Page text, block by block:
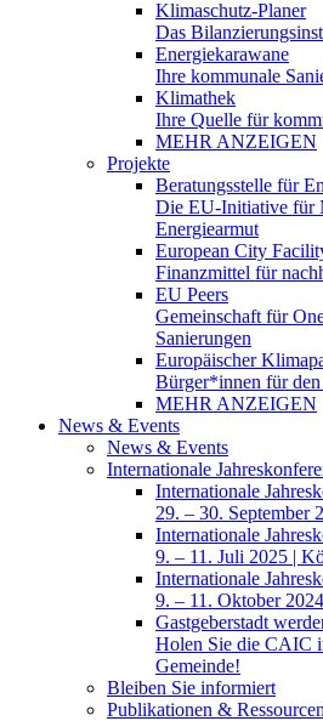
Klimaschutz-Planer
Das
Energiekarawane
Ihre kommunale
Klimathek
Ihre Quelle für
MEHR ANZEIGEN
Projekte
Beratungsstelle für
Die EU-Initiative für
Energiearmut
European City
Finanzmittel für
EU Peers
Gemeinschaft für
Sanierungen
Europäischer
Bürger*innen für
MEHR ANZEIGEN
News & Events
News & Events
Internationale
Internationale
29. – 30. September
Internationale
9. – 11. Juli 2025 |
Internationale
9. – 11. Oktober
Gastgeberstadt
Holen Sie die CAIC
Gemeinde!
Bleiben Sie informiert
Publikationen & Ressourcen